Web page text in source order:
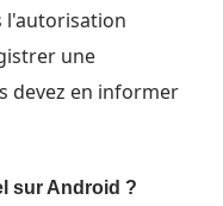
l'autorisation
une
devez en informer
sur Android ?